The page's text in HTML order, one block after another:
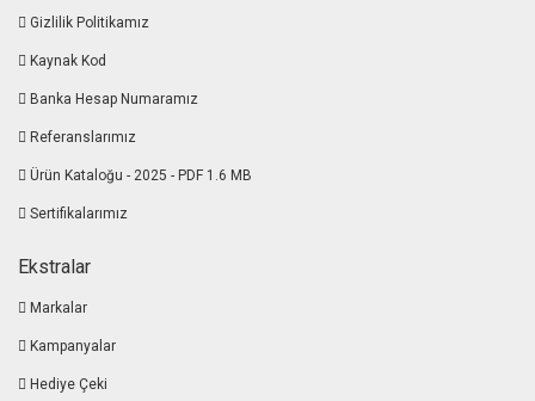
Gizlilik Politikamız
Kaynak Kod
Banka Hesap Numaramız
Referanslarımız
Ürün Kataloğu - 2025 - PDF 1.6 MB
Sertifikalarımız
Ekstralar
Markalar
Kampanyalar
Hediye Çeki